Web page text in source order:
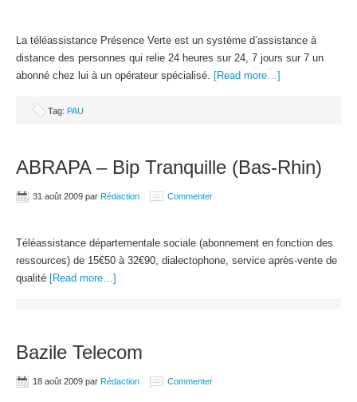
La téléassistance Présence Verte est un système d’assistance à
distance des personnes qui relie 24 heures sur 24, 7 jours sur 7 un
abonné chez lui à un opérateur spécialisé.
[Read more…]
Tag: PAU
ABRAPA – Bip Tranquille (Bas-Rhin)
31 août 2009 par Rédaction Commenter
Téléassistance départementale sociale (abonnement en fonction des
ressources) de 15€50 à 32€90, dialectophone, service après-vente de
qualité [Read more…]
Bazile Telecom
18 août 2009 par Rédaction Commenter